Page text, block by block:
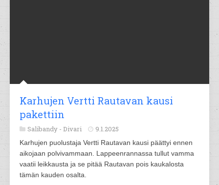
Karhujen Vertti Rautavan kausi
pakettiin
Salibandy - Divari 9.1.2025
Karhujen puolustaja Vertti Rautavan kausi päättyi ennen
aikojaan polvivammaan. Lappeenrannassa tullut vamma
vaatii leikkausta ja se pitää Rautavan pois kaukalosta
tämän kauden osalta.